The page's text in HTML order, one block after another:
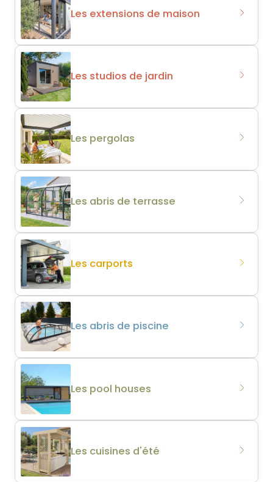
Les extensions de maison
Les studios de jardin
Les pergolas
Les abris de terrasse
Les carports
Les abris de piscine
Les pool houses
Les cuisines d'été